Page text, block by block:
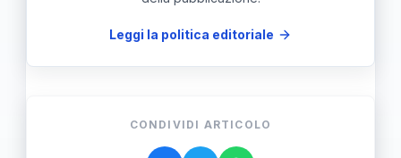
Leggi la politica editoriale
CONDIVIDI ARTICOLO